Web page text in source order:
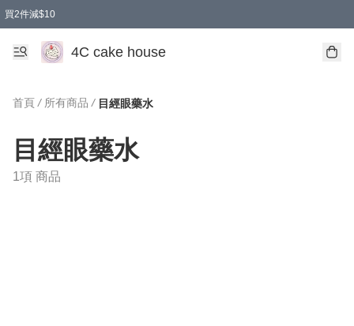
買2件減$10
任選兩件減$10
買兩盒減$10
買兩件減$10
買2件減$10
買2件減$10
4C cake house
首頁 / 所有商品 / 目經眼藥水
目經眼藥水
1項 商品